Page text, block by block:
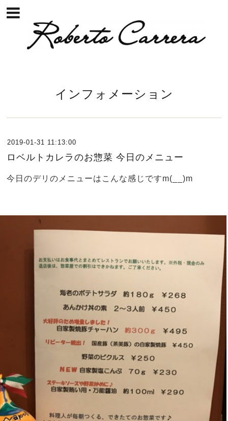
インフォメーション
2019-01-31 11:13:00
ロベルトカレラのお惣菜 今日のメニュー
今日のデリのメニューはこんな感じですm(__)m